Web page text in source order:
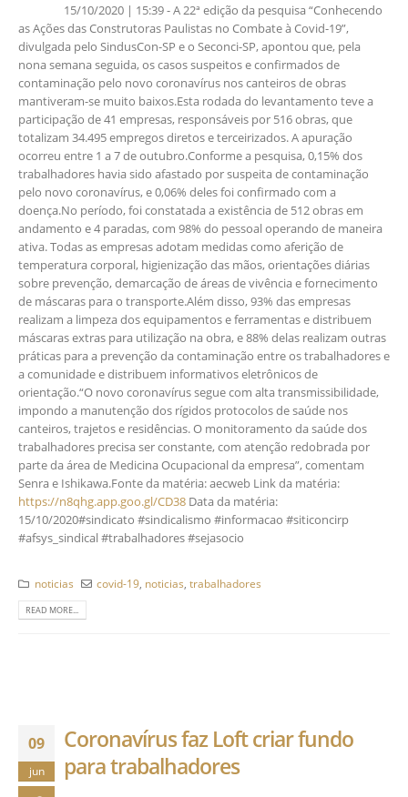
15/10/2020 | 15:39 - A 22ª edição da pesquisa “Conhecendo
as Ações das Construtoras Paulistas no Combate à Covid-19”,
divulgada pelo SindusCon-SP e o Seconci-SP, apontou que, pela
nona semana seguida, os casos suspeitos e confirmados de
contaminação pelo novo coronavírus nos canteiros de obras
mantiveram-se muito baixos.Esta rodada do levantamento teve a
participação de 41 empresas, responsáveis por 516 obras, que
totalizam 34.495 empregos diretos e terceirizados. A apuração
ocorreu entre 1 a 7 de outubro.Conforme a pesquisa, 0,15% dos
trabalhadores havia sido afastado por suspeita de contaminação
pelo novo coronavírus, e 0,06% deles foi confirmado com a
doença.No período, foi constatada a existência de 512 obras em
andamento e 4 paradas, com 98% do pessoal operando de maneira
ativa. Todas as empresas adotam medidas como aferição de
temperatura corporal, higienização das mãos, orientações diárias
sobre prevenção, demarcação de áreas de vivência e fornecimento
de máscaras para o transporte.Além disso, 93% das empresas
realizam a limpeza dos equipamentos e ferramentas e distribuem
máscaras extras para utilização na obra, e 88% delas realizam outras
práticas para a prevenção da contaminação entre os trabalhadores e
a comunidade e distribuem informativos eletrônicos de
orientação.“O novo coronavírus segue com alta transmissibilidade,
impondo a manutenção dos rígidos protocolos de saúde nos
canteiros, trajetos e residências. O monitoramento da saúde dos
trabalhadores precisa ser constante, com atenção redobrada por
parte da área de Medicina Ocupacional da empresa”, comentam
Senra e Ishikawa.Fonte da matéria: aecweb Link da matéria:
https://n8qhg.app.goo.gl/CD38 Data da matéria:
15/10/2020#sindicato #sindicalismo #informacao #siticoncirp
#afsys_sindical #trabalhadores #sejasocio
noticias covid-19 noticias ,trabalhadores
READ MORE...
09
jun
Coronavírus faz Loft criar fundo
para trabalhadores